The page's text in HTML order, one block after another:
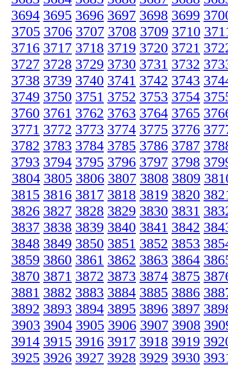
3694 3695 3696 3697 3698 3699
3705 3706 3707 3708 3709 3710
3716 3717 3718 3719 3720 3721
3727 3728 3729 3730 3731 3732
3738 3739 3740 3741 3742 3743
3749 3750 3751 3752 3753 3754
3760 3761 3762 3763 3764 3765
3771 3772 3773 3774 3775 3776
3782 3783 3784 3785 3786 3787
3793 3794 3795 3796 3797 3798
3804 3805 3806 3807 3808 3809
3815 3816 3817 3818 3819 3820
3826 3827 3828 3829 3830 3831
3837 3838 3839 3840 3841 3842
3848 3849 3850 3851 3852 3853
3859 3860 3861 3862 3863 3864
3870 3871 3872 3873 3874 3875
3881 3882 3883 3884 3885 3886
3892 3893 3894 3895 3896 3897
3903 3904 3905 3906 3907 3908
3914 3915 3916 3917 3918 3919
3925 3926 3927 3928 3929 3930